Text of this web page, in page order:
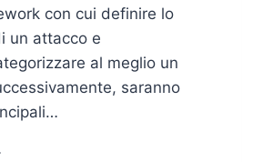
con cui definire lo
un attacco e
al meglio un
saranno